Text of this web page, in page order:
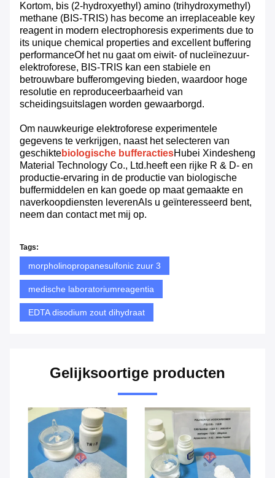
Kortom, bis (2-hydroxyethyl) amino (trihydroxymethyl)
methane (BIS-TRIS) has become an irreplaceable key
reagent in modern electrophoresis experiments due to
its unique chemical properties and excellent buffering
performanceOf het nu gaat om eiwit- of nucleïnezuur-
elektroforese, BIS-TRIS kan een stabiele en
betrouwbare bufferomgeving bieden, waardoor hoge
resolutie en reproduceerbaarheid van
scheidingsuitslagen worden gewaarborgd.
Om nauwkeurige elektroforese experimentele
gegevens te verkrijgen, naast het selecteren van
geschiktebiologische bufferactiesHubei Xindesheng
Material Technology Co., Ltd.heeft een rijke R & D- en
productie-ervaring in de productie van biologische
buffermiddelen en kan goede op maat gemaakte en
naverkoopdiensten leverenAls u geïnteresseerd bent,
neem dan contact met mij op.
Tags:
morpholinopropanesulfonic zuur 3
medische laboratoriumreagentia
EDTA disodium zout dihydraat
Gelijksoortige producten